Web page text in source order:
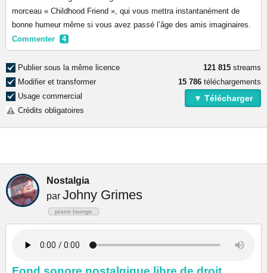
morceau « Childhood Friend », qui vous mettra instantanément de
bonne humeur même si vous avez passé l’âge des amis imaginaires.
Commenter 4
Publier sous la même licence
Modifier et transformer
Usage commercial
Crédits obligatoires
121 815 streams
15 786 téléchargements
▼ Télécharger
Nostalgia
par Johny Grimes
piano lounge